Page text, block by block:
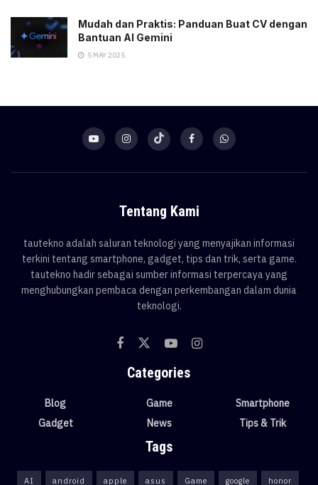
Mudah dan Praktis: Panduan Buat CV dengan
Bantuan AI Gemini
5 MAY 2025
Tentang Kami
tautekno adalah saluran teknologi yang menyajikan informasi
terkini tentang smartphone, gadget, tips dan trik, serta game.
tautekno hadir sebagai sumber informasi terpercaya yang
menghubungkan pembaca dengan perkembangan dalam dunia
teknologi.
Categories
Blog
Gadget
Game
News
Smartphone
Tips & Trik
Tags
AI android apple asus Game google honor